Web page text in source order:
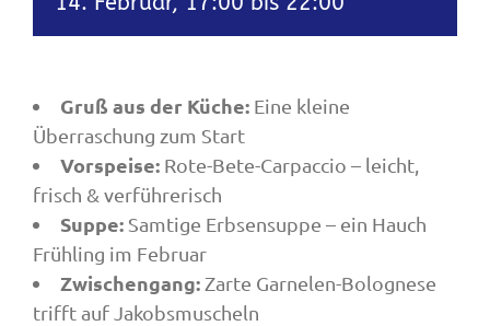
Gruß aus der Küche: Eine kleine
Überraschung zum Start
Vorspeise: Rote-Bete-Carpaccio – leicht,
frisch & verführerisch
Suppe: Samtige Erbsensuppe – ein Hauch
Frühling im Februar
Zwischengang: Zarte Garnelen-Bolognese
trifft auf Jakobsmuscheln